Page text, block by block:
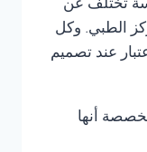
تختلف عن
الطبي. وكل
عند تصميم
أنها